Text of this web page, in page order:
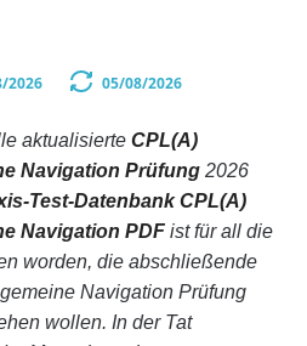
2026 05/08/2026
aktualisierte CPL(A)
Navigation Prüfung 2026
Test-Datenbank CPL(A)
Navigation PDF ist für all die
worden, die abschließende
Navigation Prüfung
wollen. In der Tat